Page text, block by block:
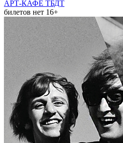
АРТ-КАФЕ ТБДТ
билетов нет 16+